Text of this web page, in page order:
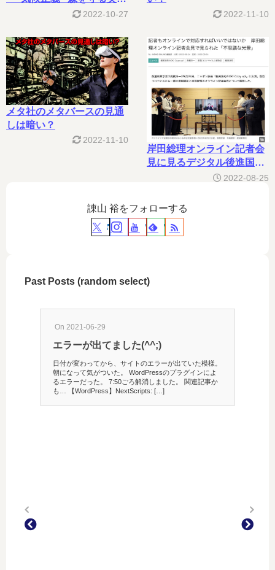
市民の闘い」｜NHK BS1
2022-10-27 2022-11-10
メタ社のメタバースの見通
しは暗い？
2022-11-10
岸田総理オンライン記者会
見に見るデジタル後進国の
2022-08-25
諌山 裕をフォローする
Past Posts (random select)
On 2021-06-29
エラーが出てました(^^;)
日付が変わってから、サイトのエラーが出ていた模様。
朝になって気がついた。 WordPressのプラグインによ
るエラーだった。 7:50ごろ解消しました。 関連記事か
も… 【WordPress】NextScripts: […]